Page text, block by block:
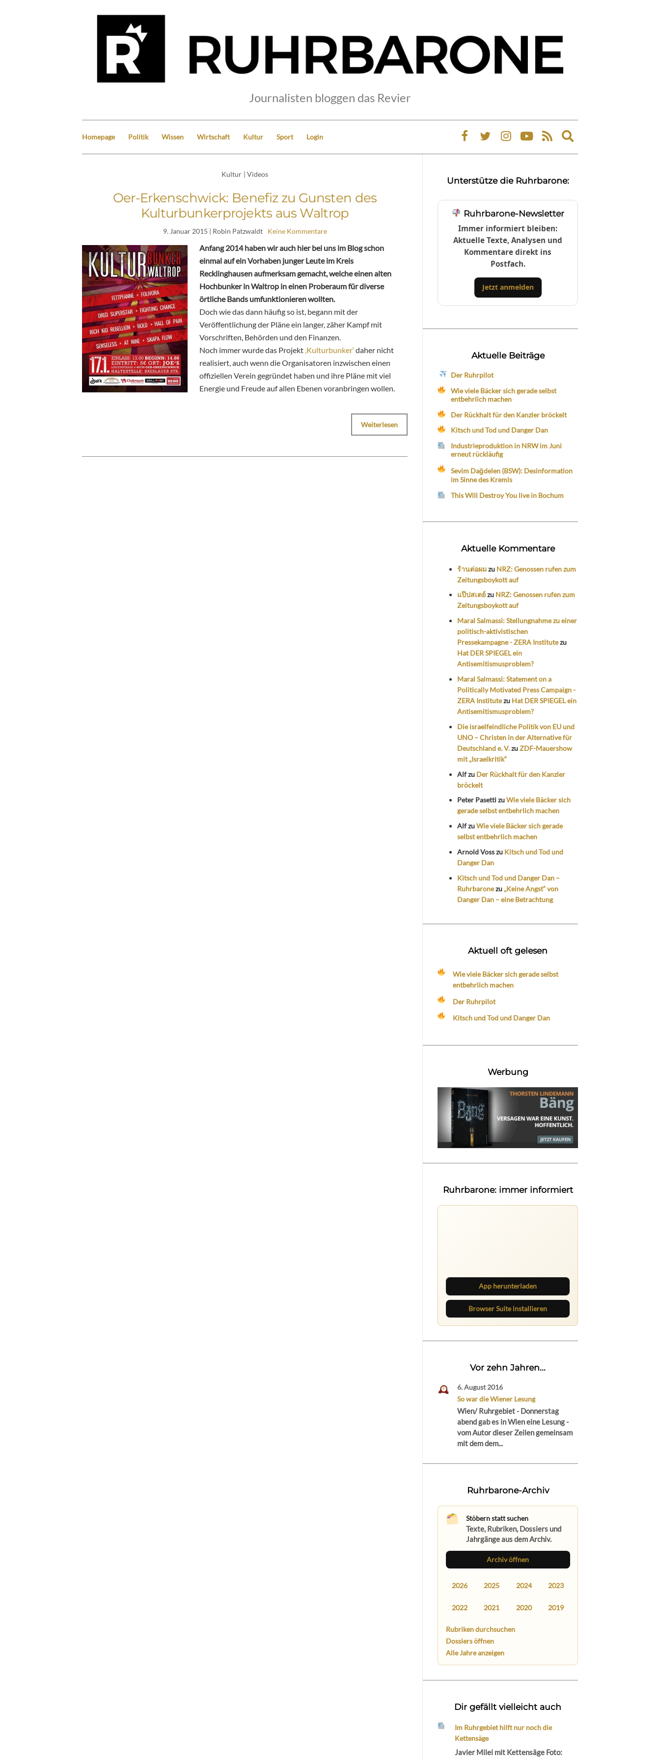
Journalisten bloggen das Revier
Homepage Politik Wissen Wirtschaft Kultur Sport Login
Expand
search
Kultur | Videos
Oer-Erkenschwick: Benefiz zu Gunsten des
Kulturbunkerprojekts aus Waltrop
9. Januar 2015 | Robin Patzwaldt Keine Kommentare
Anfang 2014 haben wir auch hier bei uns im Blog schon
einmal auf ein Vorhaben junger Leute im Kreis
Recklinghausen aufmerksam gemacht, welche einen alten
Hochbunker in Waltrop in einen Proberaum für diverse
örtliche Bands umfunktionieren wollten.
Doch wie das dann häufig so ist, begann mit der
Veröffentlichung der Pläne ein langer, zäher Kampf mit
Vorschriften, Behörden und den Finanzen.
Noch immer wurde das Projekt ‚Kulturbunker‘daher nicht
realisiert, auch wenn die Organisatoren inzwischen einen
offiziellen Verein gegründet haben und ihre Pläne mit viel
Energie und Freude auf allen Ebenen voranbringen wollen.
Weiterlesen
Unterstütze die Ruhrbarone:
Ruhrbarone-Newsletter
Immer informiert bleiben:
Aktuelle Texte, Analysen und
Kommentare direkt ins
Postfach.
Jetzt anmelden
Aktuelle Beiträge
Der Ruhrpilot
Wie viele Bäcker sich gerade selbst
entbehrlich machen
Der Rückhalt für den Kanzler bröckelt
Kitsch und Tod und Danger Dan
Industrieproduktion in NRW im Juni
erneut rückläufig
Sevim Dağdelen (BSW): Desinformation
im Sinne des Kremls
This Will Destroy You live in Bochum
Aktuelle Kommentare
ร้านต่อผมzu NRZ: Genossen rufen zum
Zeitungsboykott auf
แป๊ปสเตย์zu NRZ: Genossen rufen zum
Zeitungsboykott auf
Maral Salmassi: Stellungnahme zu einer
politisch-aktivistischen
Pressekampagne - ZERA Institutezu
Hat DER SPIEGEL ein
Antisemitismusproblem?
Maral Salmassi: Statement on a
Politically Motivated Press Campaign -
ZERA Institutezu Hat DER SPIEGEL ein
Antisemitismusproblem?
Die israelfeindliche Politik von EU und
UNO – Christen in der Alternative für
Deutschland e. V.zuZDF-Mauershow
mit „Israelkritik“
Alfzu Der Rückhalt für den Kanzler
bröckelt
Peter PasettizuWie viele Bäcker sich
gerade selbst entbehrlich machen
AlfzuWie viele Bäcker sich gerade
selbst entbehrlich machen
Arnold Vosszu Kitsch und Tod und
Danger Dan
Kitsch und Tod und Danger Dan –
Ruhrbaronezu „Keine Angst“ von
Danger Dan – eine Betrachtung
Aktuell oft gelesen
Wie viele Bäcker sich gerade selbst
entbehrlich machen
Der Ruhrpilot
Kitsch und Tod und Danger Dan
Werbung
Ruhrbarone: immer informiert
App herunterladen
Browser Suite installieren
Vor zehn Jahren...
6. August 2016
So war die Wiener Lesung
Wien/ Ruhrgebiet - Donnerstag
abend gab es in Wien eine Lesung -
vom Autor dieser Zeilen gemeinsam
mit dem dem...
Ruhrbarone-Archiv
Stöbern statt suchen
Texte, Rubriken, Dossiers und
Jahrgänge aus dem Archiv.
Archiv öffnen
2026 2025 2024 2023
2022 2021 2020 2019
Rubriken durchsuchen
Dossiers öffnen
Alle Jahre anzeigen
Dir gefällt vielleicht auch
Im Ruhrgebiet hilft nur noch die
Kettensäge
Javier Milei mit Kettensäge Foto: